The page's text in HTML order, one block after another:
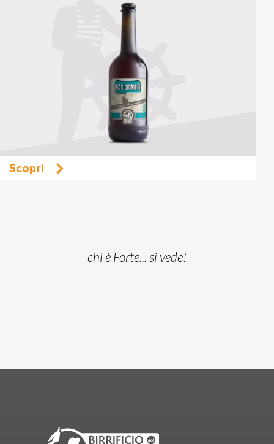
Scopri
chi è Forte... si vede!